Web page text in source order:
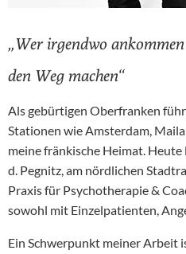
„Wer irgendwo
den Weg machen“
Als gebürtigen Oberfranken
Stationen wie Amsterdam,
meine fränkische Heimat.
d. Pegnitz, am nördlichen
Praxis für Psychotherapie &
sowohl mit Einzelpatienten,
Ein Schwerpunkt meiner Arbeit